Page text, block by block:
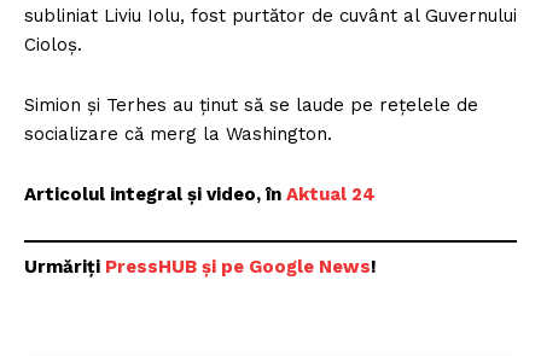
subliniat Liviu Iolu, fost purtător de cuvânt al Guvernului
Cioloș.
Simion și Terhes au ținut să se laude pe rețelele de
socializare că merg la Washington.
Articolul integral și video, în Aktual 24
Urmăriți PressHUB și pe Google News!